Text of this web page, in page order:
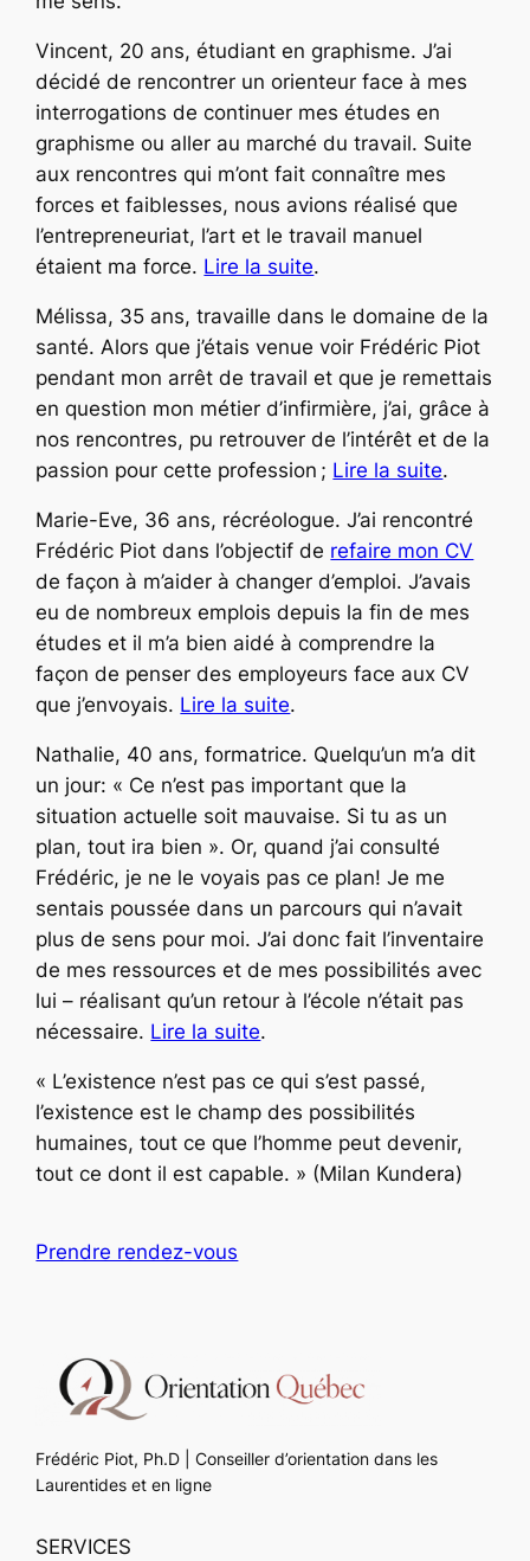
Vincent, 20 ans, étudiant en graphisme. J’ai
décidé de rencontrer un orienteur face à mes
interrogations de continuer mes études en
graphisme ou aller au marché du travail. Suite
aux rencontres qui m’ont fait connaître mes
forces et faiblesses, nous avions réalisé que
l’entrepreneuriat, l’art et le travail manuel
étaient ma force. Lire la suite.
Mélissa, 35 ans, travaille dans le domaine de la
santé. Alors que j’étais venue voir Frédéric Piot
pendant mon arrêt de travail et que je remettais
en question mon métier d’infirmière, j’ai, grâce à
nos rencontres, pu retrouver de l’intérêt et de la
passion pour cette profession ; Lire la suite.
Marie-Eve, 36 ans, récréologue. J’ai rencontré
Frédéric Piot dans l’objectif de refaire mon CV
de façon à m’aider à changer d’emploi. J’avais
eu de nombreux emplois depuis la fin de mes
études et il m’a bien aidé à comprendre la
façon de penser des employeurs face aux CV
que j’envoyais. Lire la suite.
Nathalie, 40 ans, formatrice. Quelqu’un m’a dit
un jour: « Ce n’est pas important que la
situation actuelle soit mauvaise. Si tu as un
plan, tout ira bien ». Or, quand j’ai consulté
Frédéric, je ne le voyais pas ce plan! Je me
sentais poussée dans un parcours qui n’avait
plus de sens pour moi. J’ai donc fait l’inventaire
de mes ressources et de mes possibilités avec
lui – réalisant qu’un retour à l’école n’était pas
nécessaire. Lire la suite.
« L’existence n’est pas ce qui s’est passé,
l’existence est le champ des possibilités
humaines, tout ce que l’homme peut devenir,
tout ce dont il est capable. » (Milan Kundera)
Prendre rendez-vous
Frédéric Piot, Ph.D | Conseiller d’orientation dans les
Laurentides et en ligne
SERVICES